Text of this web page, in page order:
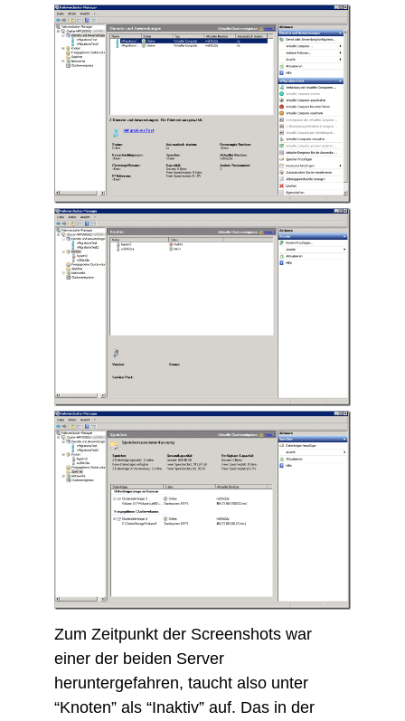
Zum Zeitpunkt der Screenshots war
einer der beiden Server
heruntergefahren, taucht also unter
“Knoten” als “Inaktiv” auf. Das in der